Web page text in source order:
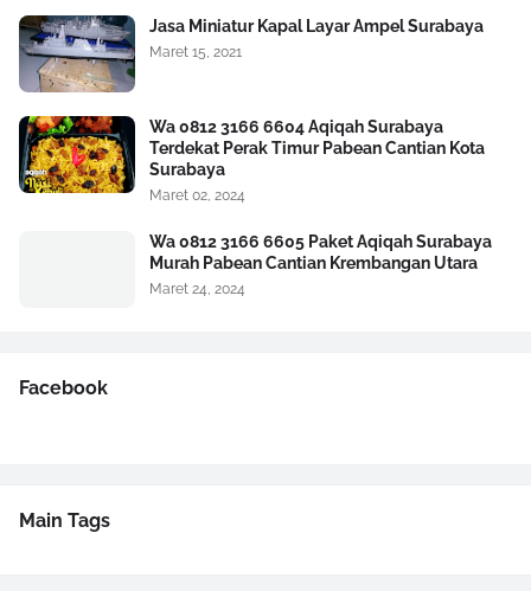
Jasa Miniatur Kapal Layar Ampel Surabaya
Maret 15, 2021
Wa 0812 3166 6604 Aqiqah Surabaya
Terdekat Perak Timur Pabean Cantian Kota
Surabaya
Maret 02, 2024
Wa 0812 3166 6605 Paket Aqiqah Surabaya
Murah Pabean Cantian Krembangan Utara
Maret 24, 2024
Facebook
Main Tags